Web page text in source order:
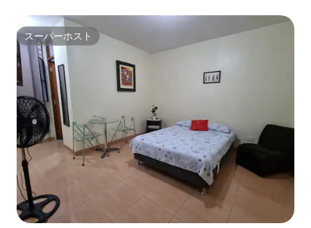
スーパーホスト
スーパーホスト